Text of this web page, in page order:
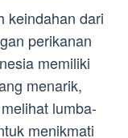
keindahan dari
perikanan
memiliki
menarik,
lumba-
menikmati